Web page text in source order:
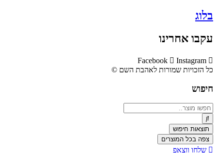
בלוג
עקבו אחרינו
Facebook
Instagram
כל הזכויות שמורות לאהבת השם ©​
חיפוש
Search
...
תוצאות חיפוש
צפה בכל המוצרים
שלחו ווצאפ